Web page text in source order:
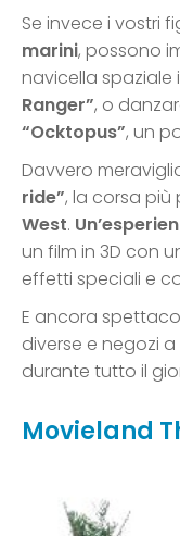
Se invece i vostri
marini, possono
navicella
Ranger”, o
“Ocktopus”, un
Davvero
ride”, la corsa più
West.
un film in 3D con
effetti speciali e
E ancora
diverse e negozi
durante tutto il
Movieland